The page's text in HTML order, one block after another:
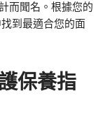
而聞名。根據您的
到最適合您的面
保養指